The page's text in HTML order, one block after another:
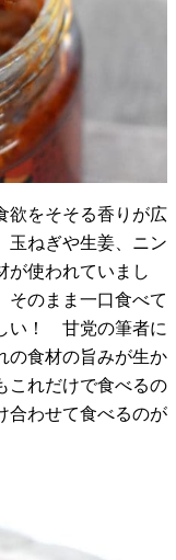
欲をそそる香りが広
玉ねぎや生姜、ニン
が使われていまし
そのまま一口食べて
い！ 甘党の筆者に
の食材の旨みが生か
これだけで食べるの
合わせて食べるのが